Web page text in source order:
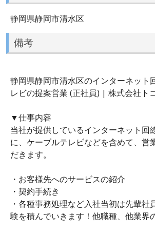
静岡県静岡市清水区
備考
静岡県静岡市清水区のインターネット
レビの提案営業 (正社員) | 株式会社ト
▼仕事内容
当社が提供しているインターネット回
に、ケーブルテレビなどを含めて、営
だきます。
・お客様先へのサービスの紹介
・契約手続き
・各種事務処理など入社当初は先輩社
験を積んでいきます！他職種、他業界